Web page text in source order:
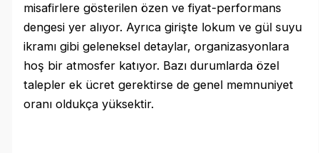
misafirlere gösterilen özen ve fiyat-performans
dengesi yer alıyor. Ayrıca girişte lokum ve gül suyu
ikramı gibi geleneksel detaylar, organizasyonlara
hoş bir atmosfer katıyor. Bazı durumlarda özel
talepler ek ücret gerektirse de genel memnuniyet
oranı oldukça yüksektir.